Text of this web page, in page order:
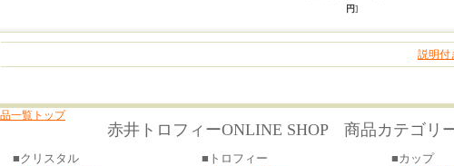
円]
説明付
一覧トップ
赤井トロフィーONLINE SHOP 商品カテゴリ
■クリスタル ■トロフィー ■カップ